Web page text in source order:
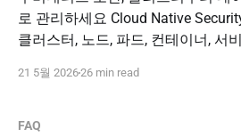
로 관리하세요 Cloud Native Security는 쿠버네티스 환경의
클러스터, 노드, 파드, 컨테이너, 서
니다. DBSAFER for Cloud, P-NAP
입 문의하기 PNPSECURE · Kubernetes Security · Cloud
21 5월 202626 min read
FAQ